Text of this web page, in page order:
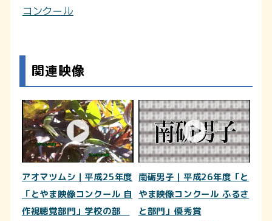
コンクール
関連映像
アオマツムシ｜平成25年度
「とやま映像コンクール 自
作視聴覚部門」学校の部
南砺男子｜平成26年度「と
やま映像コンクール ふるさ
と部門」優秀賞